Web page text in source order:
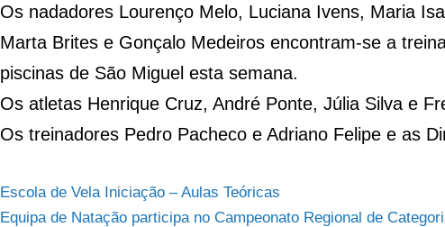
Os nadadores Lourenço Melo, Luciana Ivens, Maria
Marta Brites e Gonçalo Medeiros encontram-se a
piscinas de São Miguel esta semana.
Os atletas Henrique Cruz, André Ponte, Júlia Silva e
Os treinadores Pedro Pacheco e Adriano Felipe e as
Navegação
Escola de Vela Iniciação – Aulas Teóricas
Equipa de Natação participa no Campeonato Regional de